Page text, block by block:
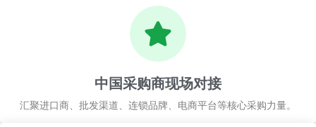
中国采购商现场对接
汇聚进口商、批发渠道、连锁品牌、电商平台等核心采购力量。